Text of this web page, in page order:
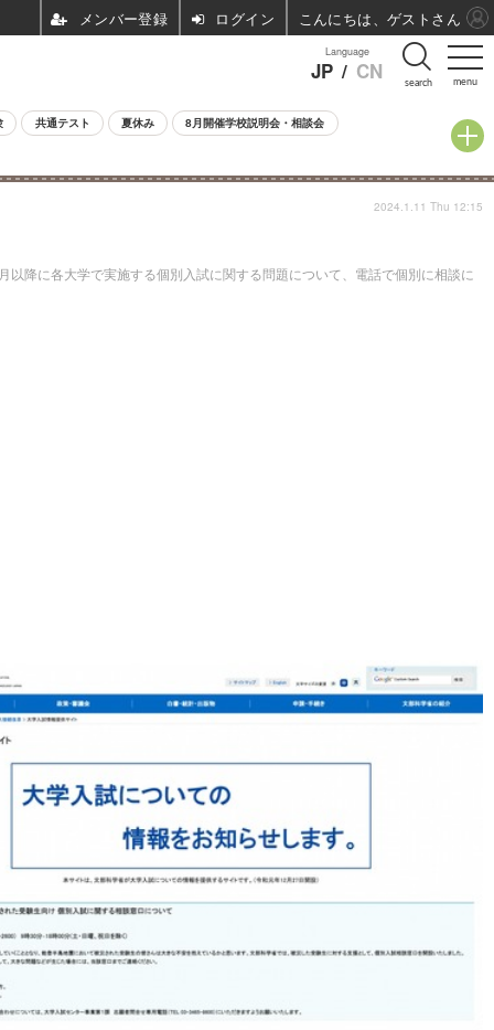
menu
Language
JP / CN search
共通テスト 夏休み 8月開催学校説明会・相談会
降に各大学で実施する個別入試に関する問題について、電話で個別に相談に
2024.1.11 Thu 12:15
ログイン こんにちは、ゲストさん